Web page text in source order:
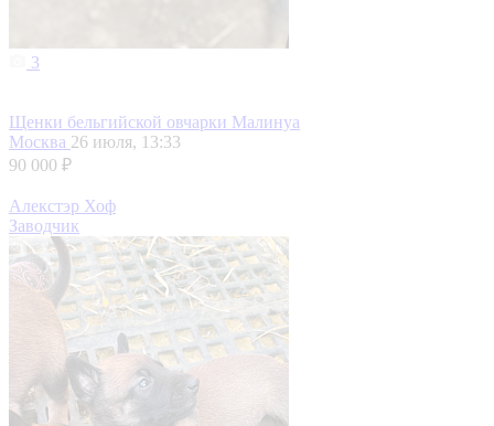
3
Щенки бельгийской овчарки Малинуа
Москва 26 июля, 13:33
90 000 ₽
Алекстэр Хоф
Заводчик